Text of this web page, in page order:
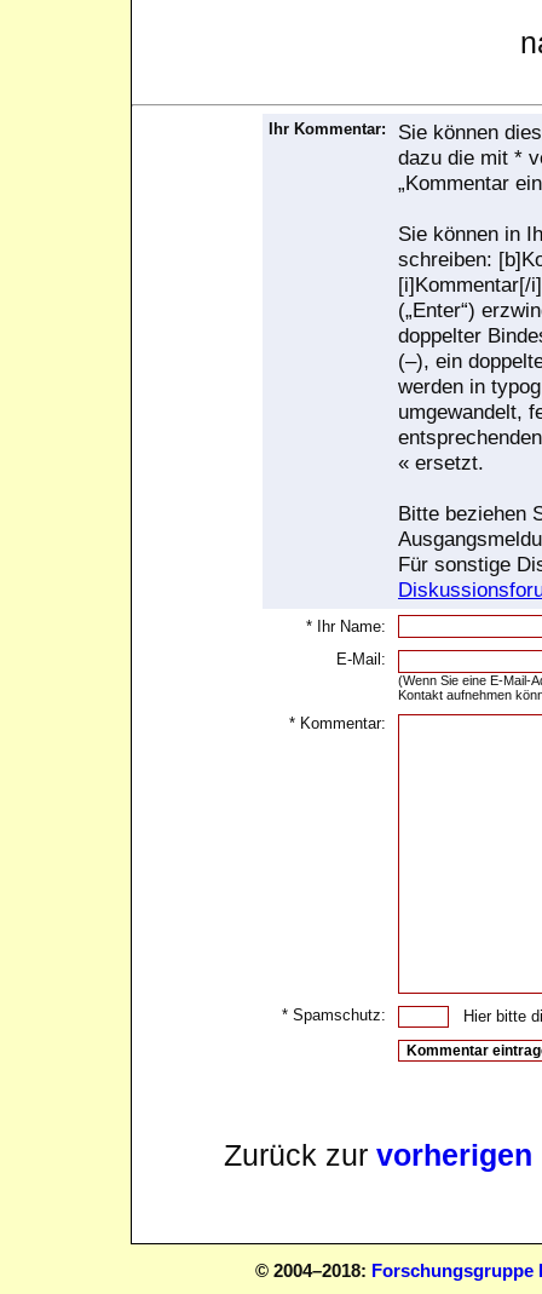
Ihr Kommentar:
Sie können
dazu die mit *
„Kommentar
Sie können in
schreiben:
[i]Kommentar[/
(„Enter“)
doppelter
(–), ein
werden in
umgewandelt,
« ersetzt.
Bitte beziehen
Für sonstige
* Ihr Name:
E-Mail:
(Wenn Sie eine E-Mail-
Kontakt aufnehmen
* Kommentar:
* Spamschutz: Hier bitte
Zurück zur vorherigen
© 2004–2018: Forschungsgruppe